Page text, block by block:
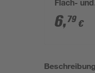
Flach- und
6,79 €
Beschreibung